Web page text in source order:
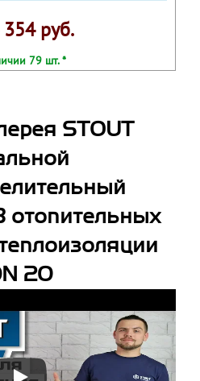
руб.
79 шт. *
STOUT
отопительных
20